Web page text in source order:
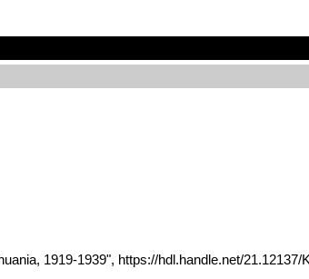
1919-1939", https://hdl.handle.net/